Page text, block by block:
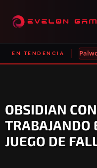
EN TENDENCIA
OBSIDIAN
TRABAJANDO
JUEGO DE